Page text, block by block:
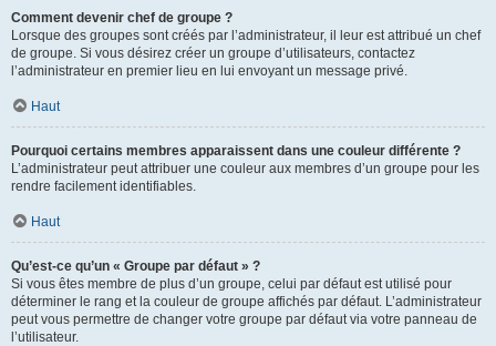
Comment devenir chef de groupe ?
Lorsque des groupes sont créés par l’administrateur, il leur est attribué un chef
de groupe. Si vous désirez créer un groupe d’utilisateurs, contactez
l’administrateur en premier lieu en lui envoyant un message privé.
Haut
Pourquoi certains membres apparaissent dans une couleur différente ?
L’administrateur peut attribuer une couleur aux membres d’un groupe pour les
rendre facilement identifiables.
Haut
Qu’est-ce qu’un « Groupe par défaut » ?
Si vous êtes membre de plus d’un groupe, celui par défaut est utilisé pour
déterminer le rang et la couleur de groupe affichés par défaut. L’administrateur
peut vous permettre de changer votre groupe par défaut via votre panneau de
l’utilisateur.